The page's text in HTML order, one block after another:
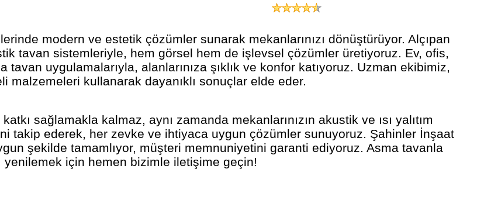
modern ve estetik çözümler sunarak mekanlarınızı dönüştürüyor. Alçıpan
tavan sistemleriyle, hem görsel hem de işlevsel çözümler üretiyoruz. Ev, ofis,
uygulamalarıyla, alanlarınıza şıklık ve konfor katıyoruz. Uzman ekibimiz,
malzemeleri kullanarak dayanıklı sonuçlar elde eder.
sağlamakla kalmaz, aynı zamanda mekanlarınızın akustik ve ısı yalıtım
takip ederek, her zevke ve ihtiyaca uygun çözümler sunuyoruz. Şahinler İnşaat
şekilde tamamlıyor, müşteri memnuniyetini garanti ediyoruz. Asma tavanla
yenilemek için hemen bizimle iletişime geçin!